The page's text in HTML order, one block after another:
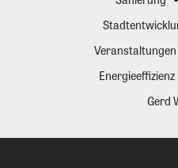
Veranstaltungen
Energieeffizienz
Gerd